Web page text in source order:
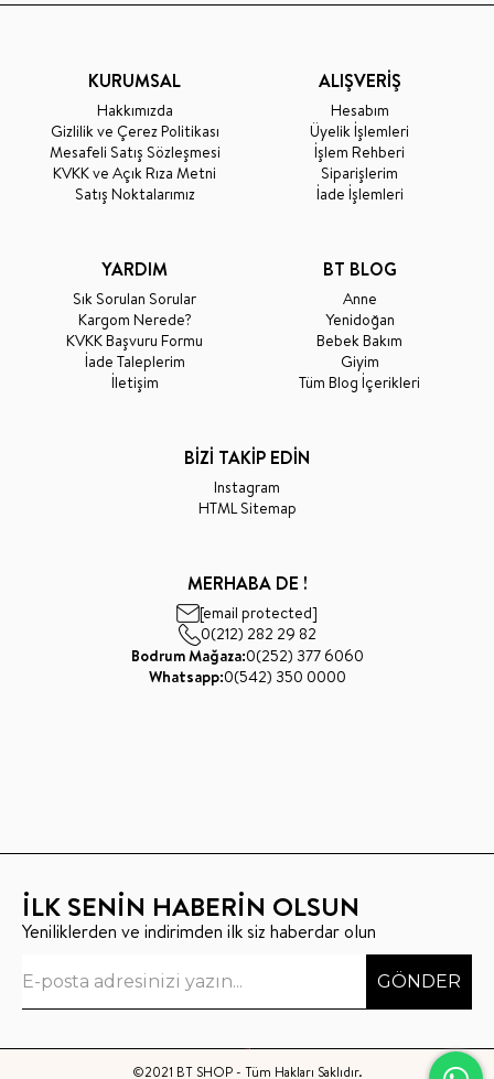
KURUMSAL
Hakkımızda
Gizlilik ve Çerez Politikası
Mesafeli Satış Sözleşmesi
KVKK ve Açık Rıza Metni
Satış Noktalarımız
ALIŞVERİŞ
Hesabım
Üyelik İşlemleri
İşlem Rehberi
Siparişlerim
İade İşlemleri
YARDIM
Sık Sorulan Sorular
Kargom Nerede?
KVKK Başvuru Formu
İade Taleplerim
İletişim
BT BLOG
Anne
Yenidoğan
Bebek Bakım
Giyim
Tüm Blog İçerikleri
BİZİ TAKİP EDİN
Instagram
HTML Sitemap
MERHABA DE !
[email protected]
0(212) 282 29 82
Bodrum Mağaza:0(252) 377 6060
Whatsapp:0(542) 350 0000
İLK SENİN HABERİN OLSUN
Yeniliklerden ve indirimden ilk siz haberdar olun
GÖNDER
©2021 BT SHOP - Tüm Hakları Saklıdır.